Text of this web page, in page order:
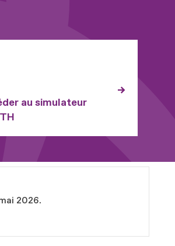
au simulateur
2026.